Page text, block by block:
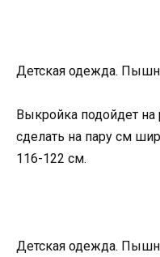
Детская одежда.
Выкройка подойдет на
сделать на пару см
116-122 см.
Детская одежда.